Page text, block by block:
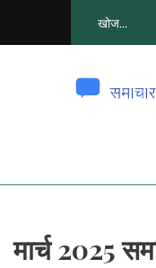
मार्च 2025